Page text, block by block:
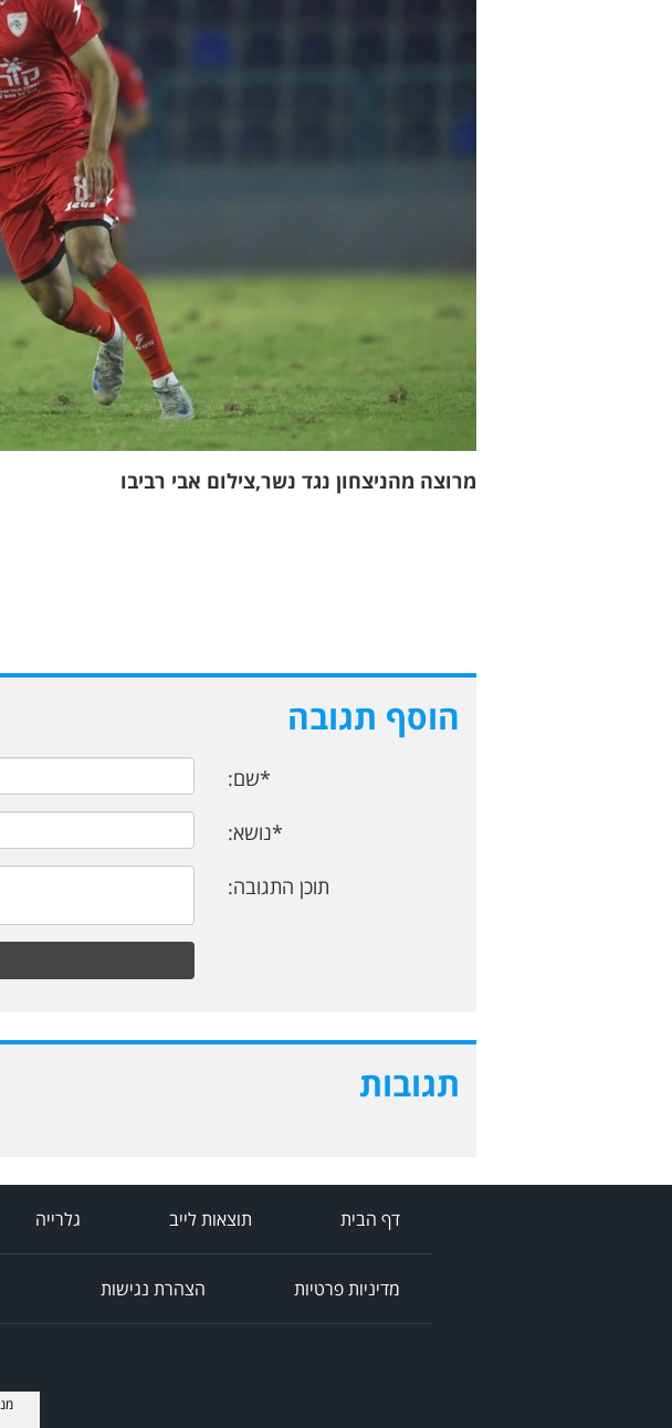
מרוצה מהניצחון נגד נשר,צילום אבי רביבו
הוסף תגובה
*שם:
*נושא:
תוכן התגובה:
תגובות
דף הבית תוצאות לייב גלרייה
מדיניות פרטיות הצהרת נגישות